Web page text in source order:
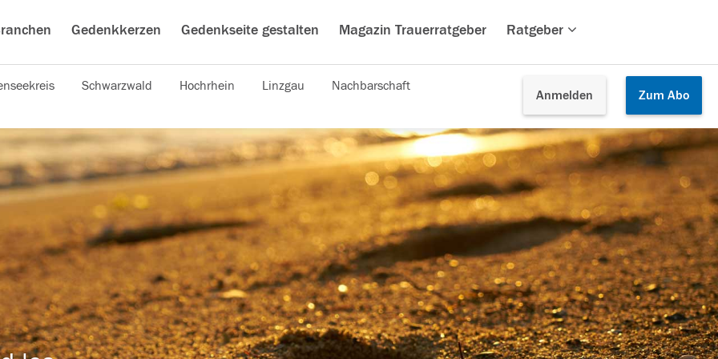
Gedenkkerzen Gedenkseite gestalten Magazin Trauerratgeber Ratgeber
Anmelden Zum Abo
Schwarzwald Hochrhein Linzgau Nachbarschaft